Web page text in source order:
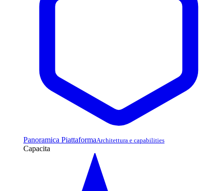
Panoramica PiattaformaArchitettura e capabilities
Capacita